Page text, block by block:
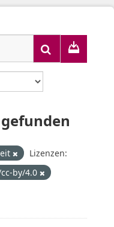
Lizenzen:
by/4.0